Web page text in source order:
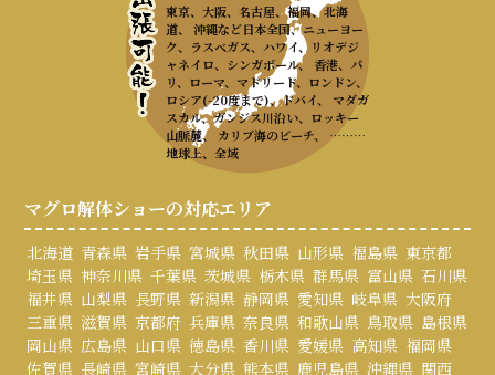
東京、大阪、名古屋、福岡、北海
道、 沖縄など日本全国、ニューヨー
ク、ラスベガス、ハワイ、リオデジ
ャネイロ、シンガポール、 香港、パ
リ、ローマ、マドリード、ロンドン、
ロシア(-20度まで)、ドバイ、 マダガ
スカル、ガンジス川沿い、ロッキー
山脈麓、 カリブ海のビーチ、 ………
地球上、全域
マグロ解体ショーの対応エリア
北海道 青森県 岩手県 宮城県 秋田県 山形県 福島県 東京都
埼玉県 神奈川県 千葉県 茨城県 栃木県 群馬県 富山県 石川県
福井県 山梨県 長野県 新潟県 静岡県 愛知県 岐阜県 大阪府
三重県 滋賀県 京都府 兵庫県 奈良県 和歌山県 鳥取県 島根県
岡山県 広島県 山口県 徳島県 香川県 愛媛県 高知県 福岡県
佐賀県 長崎県 宮崎県 大分県 熊本県 鹿児島県 沖縄県 関西